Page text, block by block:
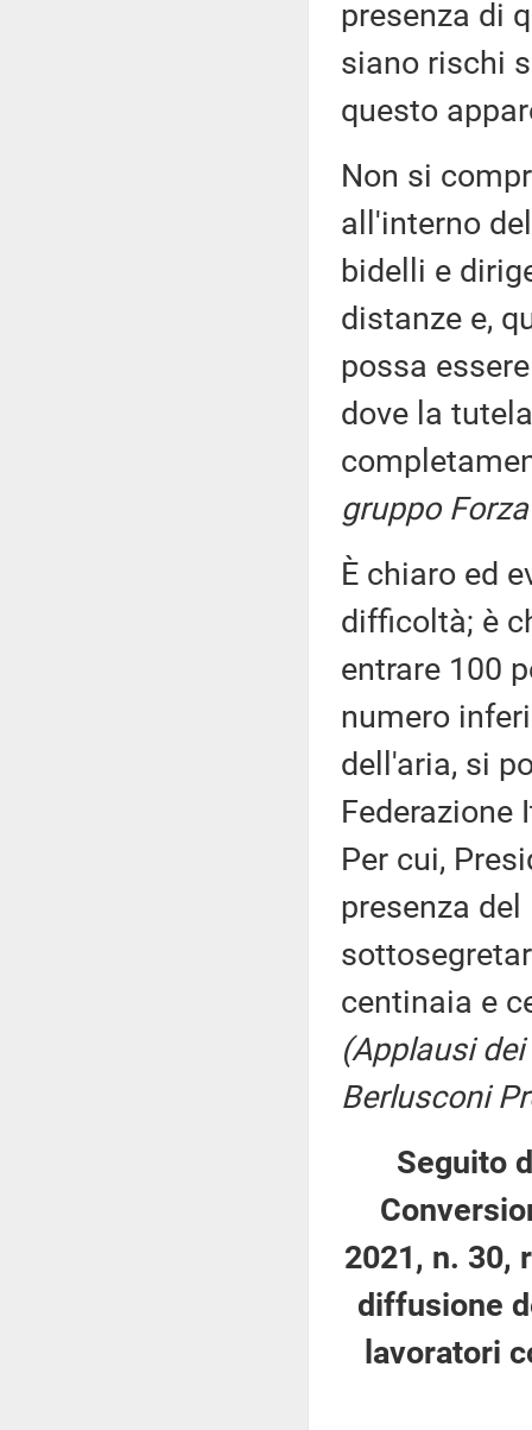
presenza di
siano rischi
questo
Non si
all'interno
bidelli e
distanze e,
possa
dove la
gruppo
È chiaro ed
difficoltà; è
entrare 100
numero
dell'aria, si
Federazione
Per cui,
presenza
centinaia e
(Applausi
Berlusconi
Seguito
2021, n. 30,
diffusione
lavoratori